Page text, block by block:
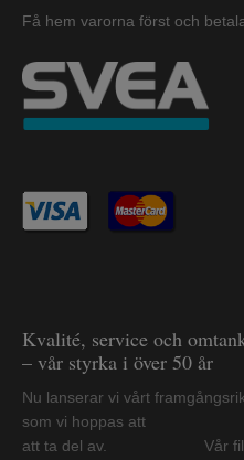
Få hem varorna först och
Kvalité, service och
– vår styrka i över 50 år
Nu lanserar vi vårt
som vi hoppas att fler
att ta del av. Vår